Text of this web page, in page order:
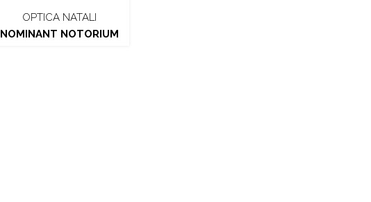
OPTICA NATALI
NOMINANT NOTORIUM